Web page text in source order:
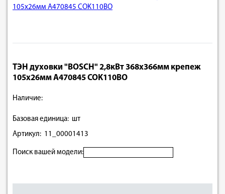
ТЭН духовки "BOSCH" 2,8кВт 368x366мм крепеж
105х26мм А470845 COK110BO
Наличие:
Базовая единица: шт
Артикул: 11_00001413
Поиск вашей модели: